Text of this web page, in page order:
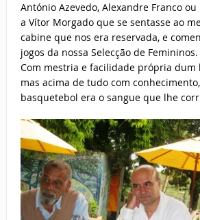
António Azevedo, Alexandre Franco
a Vítor Morgado que se sentasse ao
cabine que nos era reservada, e
jogos da nossa Selecção de
Com mestria e facilidade própria dum
mas acima de tudo com
basquetebol era o sangue que lhe